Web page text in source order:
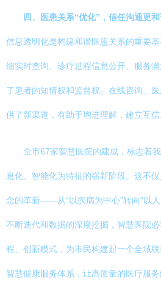
四、医患关系“优化”，信任沟通更
信息透明化是构建和谐医患关系的重要
细实时查询、诊疗过程信息公开、服务
了患者的知情权和监督权。在线咨询、
供了新渠道，有助于增进理解，建立互信
全市67家智慧医院的建成，标志着
息化、智能化为特征的崭新阶段。这不
念的革新——从“以疾病为中心”转向“以
不断迭代和数据的深度挖掘，智慧医院
程、创新模式，为市民构建起一个全域
智慧健康服务体系，让高质量的医疗服